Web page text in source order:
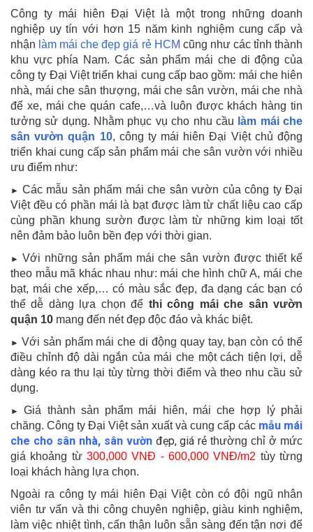
Công ty mái hiên Đại Việt là một trong những doanh
nghiệp uy tín với hơn 15 năm kinh nghiệm cung cấp và
nhận làm mái che đẹp giá rẻ HCM cũng như các tỉnh thành
khu vực phía Nam. Các sản phẩm mái che di động của
công ty Đại Việt triển khai cung cấp bao gồm: mái che hiên
nhà, mái che sân thượng, mái che sân vườn, mái che nhà
để xe, mái che quán cafe,…và luôn được khách hàng tin
tưởng sử dụng. Nhằm phục vụ cho nhu cầu làm mái che
sân vườn quận 10, công ty mái hiên Đại Việt chủ động
triển khai cung cấp sản phẩm mái che sân vườn với nhiều
ưu điểm như:
► Các mẫu sản phẩm mái che sân vườn của công ty Đại
Việt đều có phần mái là bạt được làm từ chất liệu cao cấp
cùng phần khung sườn được làm từ những kim loại tốt
nên đảm bảo luôn bền đẹp với thời gian.
► Với những sản phẩm mái che sân vườn được thiết kế
theo mẫu mã khác nhau như: mái che hình chữ A, mái che
bạt, mái che xếp,… có màu sắc đẹp, đa dạng các bạn có
thể dễ dàng lựa chọn để thi công mái che sân vườn
quận 10 mang đến nét đẹp độc đáo và khác biệt.
► Với sản phẩm mái che di động quay tay, bạn còn có thể
điều chỉnh độ dài ngắn của mái che một cách tiện lợi, dễ
dàng kéo ra thu lại tùy từng thời điểm và theo nhu cầu sử
dụng.
►Giá thành sản phẩm mái hiên, mái che hợp lý phải
chăng. Công ty Đại Việt sản xuất và cung cấp các mẫu mái
che cho sân nhà, sân vườnđẹp, giá rẻthường chỉ ở mức
giá khoảng từ 300,000 VNĐ - 600,000 VNĐ/m2 tùy từng
loại khách hàng lựa chọn.
Ngoài ra công ty mái hiên Đại Việt còn có đội ngũ nhân
viên tư vấn và thi công chuyên nghiệp, giàu kinh nghiệm,
làm việc nhiệt tình, cẩn thận luôn sẵn sàng đến tận nơi để